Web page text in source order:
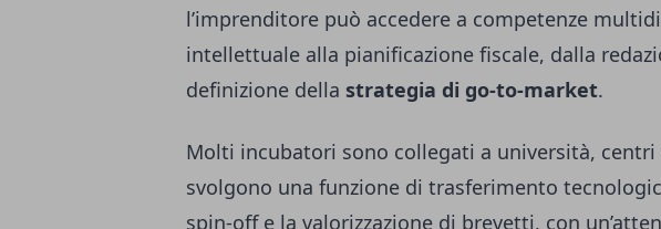
l’imprenditore può accedere a competenze
intellettuale alla pianificazione fiscale, dalla
definizione della strategia di go-to-market.
Molti incubatori sono collegati a università,
svolgono una funzione di trasferimento
spin-off e la valorizzazione di brevetti, con